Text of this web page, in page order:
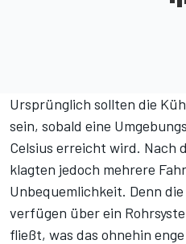
Ursprünglich sollten die
sein, sobald eine
Celsius erreicht wird. Nach
klagten jedoch mehrere
Unbequemlichkeit. Denn
verfügen über ein
fließt, was das ohnehin